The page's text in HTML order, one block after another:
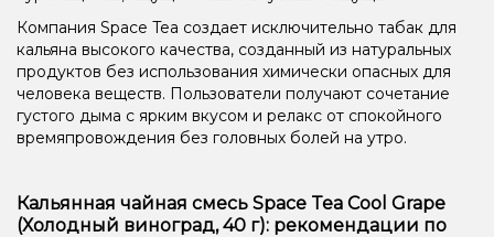
Компания Space Tea создает исключительно табак для
кальяна высокого качества, созданный из натуральных
продуктов без использования химически опасных для
человека веществ. Пользователи получают сочетание
густого дыма с ярким вкусом и релакс от спокойного
времяпровождения без головных болей на утро.
Кальянная чайная смесь Space Tea Cool Grape
(Холодный виноград, 40 г): рекомендации по